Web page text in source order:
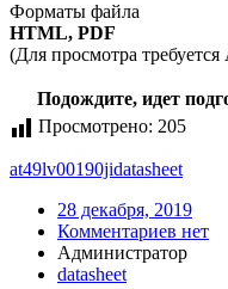
Форматы файла
HTML, PDF
(Для просмотра
Подождите, идет
Просмотрено: 205
at49lv00190jidatasheet
28 декабря, 2019
Комментариев нет
Администратор
datasheet